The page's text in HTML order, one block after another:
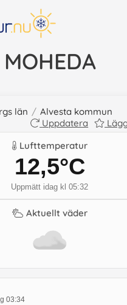
MOHEDA
län / Alvesta kommun
Uppdatera
Lufttemperatur
12,5°C
Uppmätt idag kl 05:32
Aktuellt väder
03:34